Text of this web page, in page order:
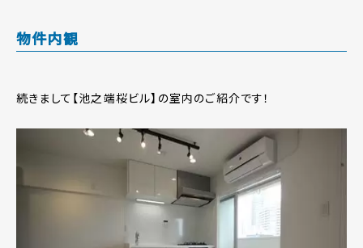
物件内観
続きまして【池之端桜ビル】の室内のご紹介です！